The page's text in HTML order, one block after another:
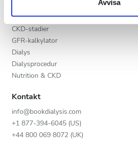
Avvisa
Natt
Betyg
Väldigt bra
Utmärkt
Orsaker till kronisk njursjukdom (CKD)
CKD-stadier
GFR-kalkylator
Dialys
Dialysprocedur
Nutrition & CKD
Kontakt
info@bookdialysis.com
+1 877-394-6045 (US)
+44 800 069 8072 (UK)